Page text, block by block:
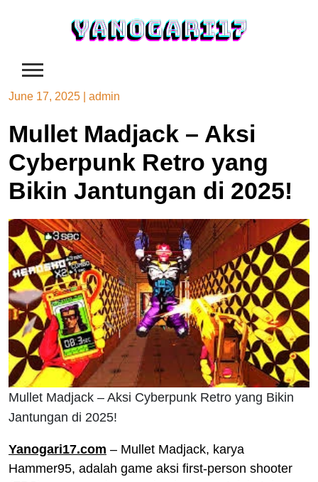
June 17, 2025 admin
Mullet Madjack – Aksi
Cyberpunk Retro yang
Bikin Jantungan di 2025!
Mullet Madjack – Aksi Cyberpunk Retro yang Bikin
Jantungan di 2025!
Yanogari17.com – Mullet Madjack, karya
Hammer95, adalah game aksi first-person shooter